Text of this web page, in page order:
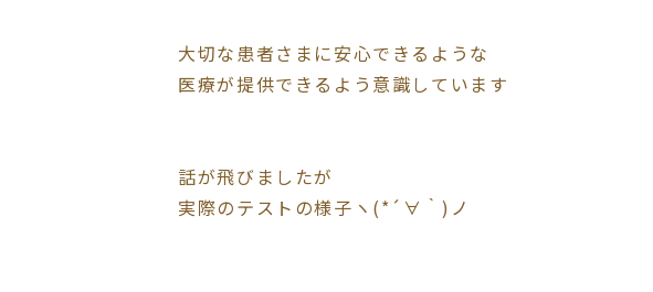
大切な患者さまに安心できるような
医療が提供できるよう意識しています
話が飛びましたが
実際のテストの様子ヽ(*´∀｀)ノ